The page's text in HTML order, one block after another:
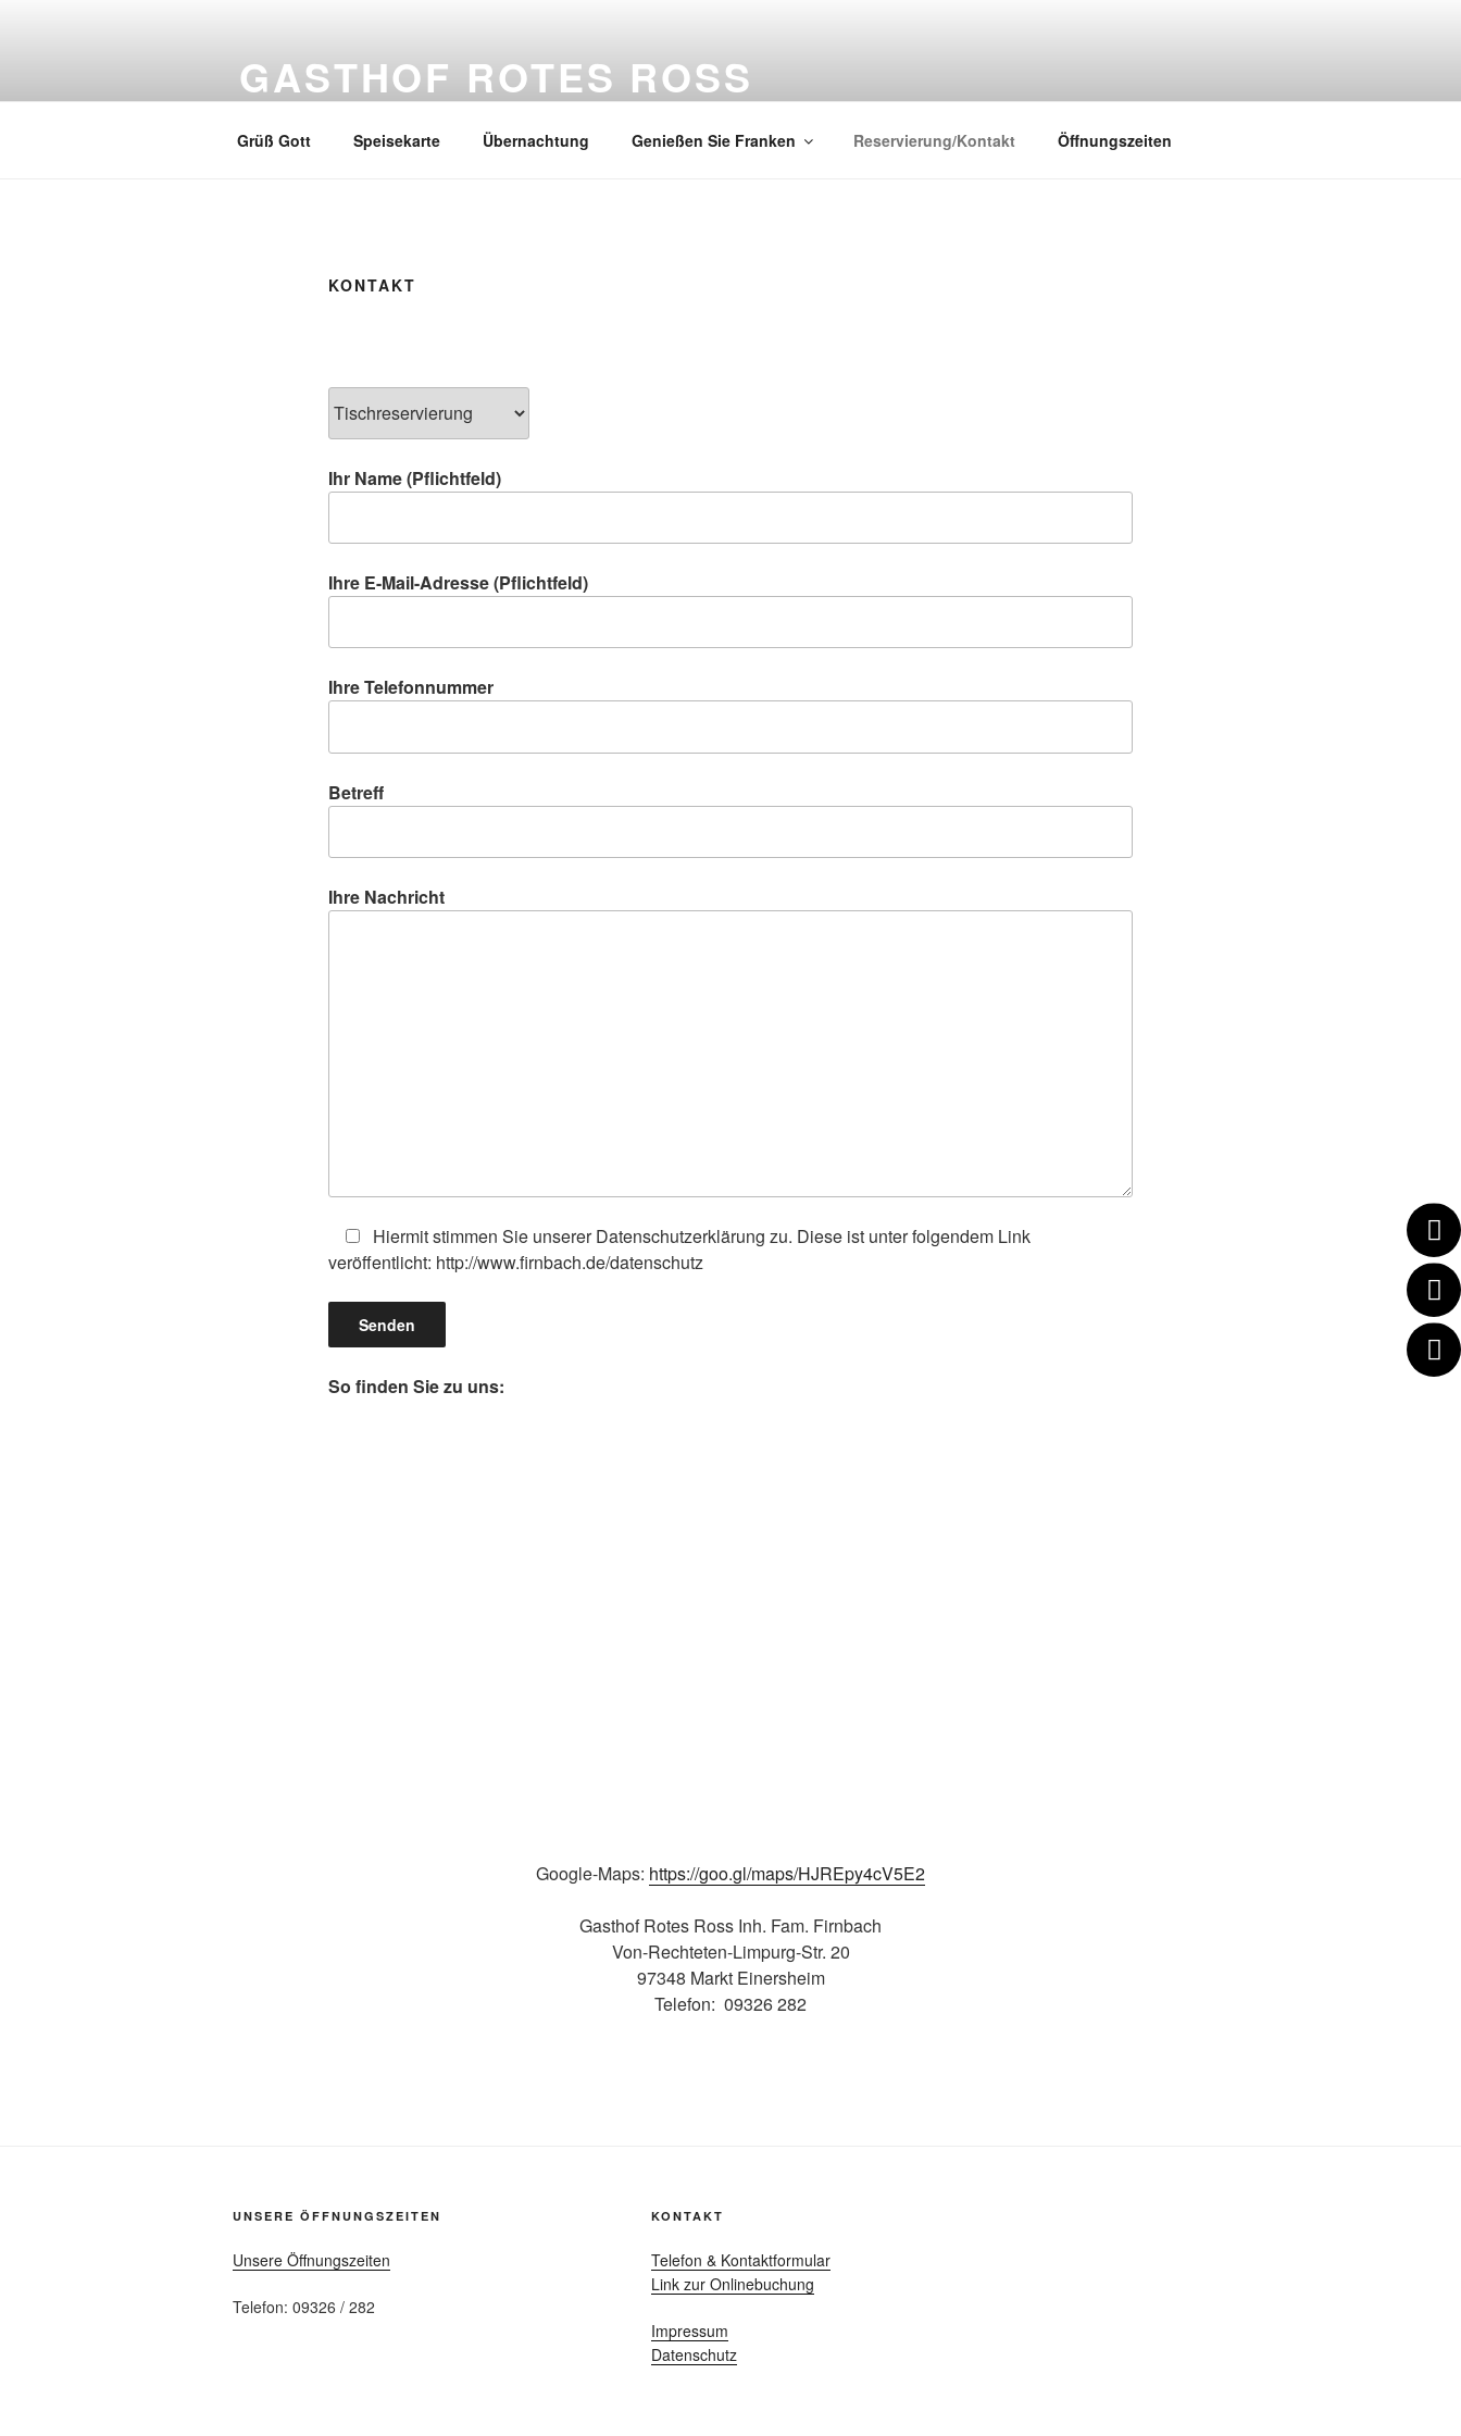
GASTHOF ROTES ROSS
Grüß Gott Speisekarte Übernachtung Genießen Sie Franken Reservierung/Kontakt Öffnungszeiten
KONTAKT
Ihr Name (Pflichtfeld)
Ihre E-Mail-Adresse (Pflichtfeld)
Ihre Telefonnummer
Betreff
Ihre Nachricht
Hiermit stimmen Sie unserer Datenschutzerklärung zu. Diese ist unter folgendem Link
veröffentlicht: http://www.firnbach.de/datenschutz
So finden Sie zu uns:
Google-Maps: https://goo.gl/maps/HJREpy4cV5E2
Gasthof Rotes Ross Inh. Fam. Firnbach
Von-Rechteten-Limpurg-Str. 20
97348 Markt Einersheim
Telefon: 09326 282
UNSERE ÖFFNUNGSZEITEN
Unsere Öffnungszeiten
Telefon: 09326 / 282
KONTAKT
Telefon & Kontaktformular
Link zur Onlinebuchung
Impressum
Datenschutz